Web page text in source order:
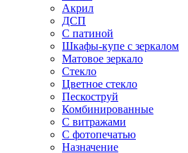
Акрил
ДСП
С патиной
Шкафы-купе с зеркалом
Матовое зеркало
Стекло
Цветное стекло
Пескоструй
Комбинированные
С витражами
С фотопечатью
Назначение